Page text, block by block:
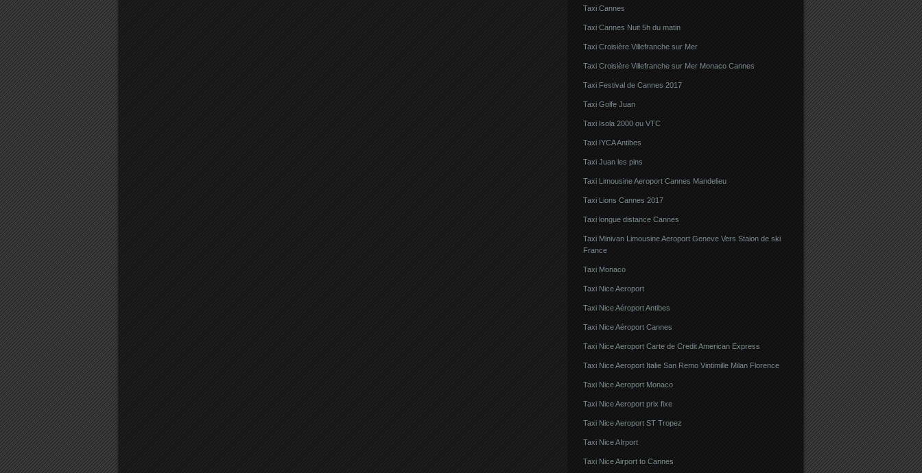
Taxi Cannes
Taxi Cannes Nuit 5h du matin
Taxi Croisière Villefranche sur Mer
Taxi Croisière Villefranche sur Mer Monaco Cannes
Taxi Festival de Cannes 2017
Taxi Golfe Juan
Taxi Isola 2000 ou VTC
Taxi IYCA Antibes
Taxi Juan les pins
Taxi Limousine Aeroport Cannes Mandelieu
Taxi Lions Cannes 2017
Taxi longue distance Cannes
Taxi Minivan Limousine Aeroport Geneve Vers Staion de ski
France
Taxi Monaco
Taxi Nice Aeroport
Taxi Nice Aéroport Antibes
Taxi Nice Aéroport Cannes
Taxi Nice Aeroport Carte de Credit American Express
Taxi Nice Aeroport Italie San Remo Vintimille Milan Florence
Taxi Nice Aeroport Monaco
Taxi Nice Aeroport prix fixe
Taxi Nice Aeroport ST Tropez
Taxi Nice AIrport
Taxi Nice Airport to Cannes